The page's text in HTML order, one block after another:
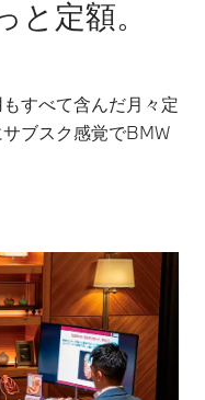
定額。
すべて含んだ月々定
ブスク感覚でBMW